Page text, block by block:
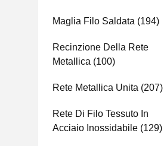
Maglia Filo Saldata (194)
Recinzione Della Rete
Metallica (100)
Rete Metallica Unita (207)
Rete Di Filo Tessuto In
Acciaio Inossidabile (129)